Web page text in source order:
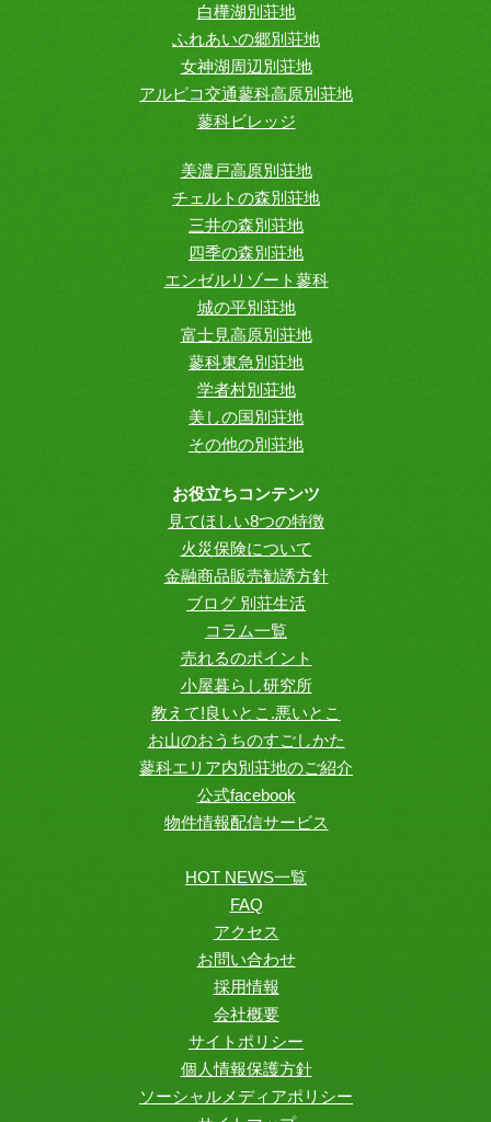
白樺湖別荘地
ふれあいの郷別荘地
女神湖周辺別荘地
アルピコ交通蓼科高原別荘地
蓼科ビレッジ
美濃戸高原別荘地
チェルトの森別荘地
三井の森別荘地
四季の森別荘地
エンゼルリゾート蓼科
城の平別荘地
富士見高原別荘地
蓼科東急別荘地
学者村別荘地
美しの国別荘地
その他の別荘地
お役立ちコンテンツ
見てほしい8つの特徴
火災保険について
金融商品販売勧誘方針
ブログ 別荘生活
コラム一覧
売れるのポイント
小屋暮らし研究所
教えて!良いとこ.悪いとこ
お山のおうちのすごしかた
蓼科エリア内別荘地のご紹介
公式facebook
物件情報配信サービス
HOT NEWS一覧
FAQ
アクセス
お問い合わせ
採用情報
会社概要
サイトポリシー
個人情報保護方針
ソーシャルメディアポリシー